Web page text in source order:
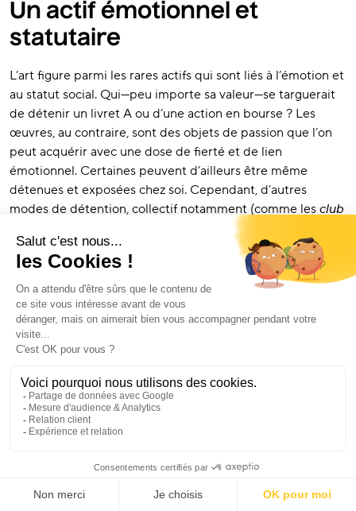
Un actif émotionnel et
statutaire
L’art figure parmi les rares actifs qui sont liés à l’émotion et
au statut social. Qui—peu importe sa valeur—se targuerait
de détenir un livret A ou d’une action en bourse ? Les
œuvres, au contraire, sont des objets de passion que l’on
peut acquérir avec une dose de fierté et de lien
émotionnel. Certaines peuvent d’ailleurs être même
détenues et exposées chez soi. Cependant, d’autres
modes de détention, collectif notamment (comme les club
), permettent d’acheter une “part” sans la posséder
physiquement. C’est ce que nous allons voir à présent.
Comment intégrer l’art
dans une stratégie de
diversification ?